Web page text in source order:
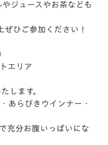
ジュースやお茶なども
ひご参加ください！
）
トエリア
たします。
あらびきウインナー・
充分お腹いっぱいにな